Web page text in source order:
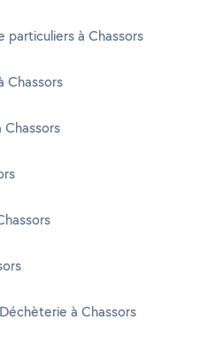
particuliers à Chassors
Chassors
Chassors
à Chassors